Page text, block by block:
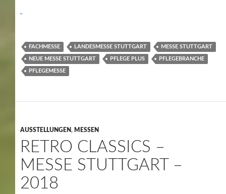
FACHMESSE LANDESMESSE STUTTGART MESSE STUTTGART
NEUE MESSE STUTTGART PFLEGE PLUS PFLEGEBRANCHE
PFLEGEMESSE
AUSSTELLUNGEN, MESSEN
RETRO CLASSICS –
MESSE STUTTGART –
2018